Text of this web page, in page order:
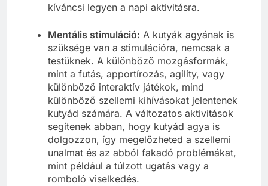
kíváncsi legyen a napi aktivitásra.
Mentális stimuláció: A kutyák agyának is
szüksége van a stimulációra, nemcsak a
testüknek. A különböző mozgásformák,
mint a futás, apportírozás, agility, vagy
különböző interaktív játékok, mind
különböző szellemi kihívásokat jelentenek
kutyád számára. A változatos aktivitások
segítenek abban, hogy kutyád agya is
dolgozzon, így megelőzheted a szellemi
unalmat és az abból fakadó problémákat,
mint például a túlzott ugatás vagy a
romboló viselkedés.